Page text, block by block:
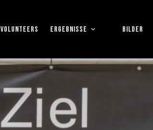
VOLUNTEERS ERGEBNISSE BILDER